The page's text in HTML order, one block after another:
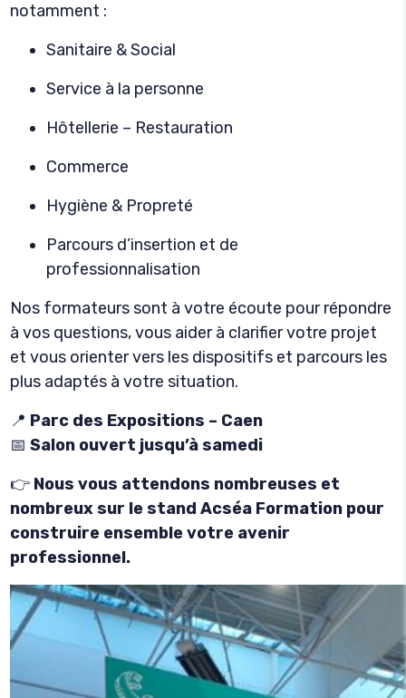
notamment :
Sanitaire & Social
Service à la personne
Hôtellerie – Restauration
Commerce
Hygiène & Propreté
Parcours d’insertion et de
professionnalisation
Nos formateurs sont à votre écoute pour répondre
à vos questions, vous aider à clarifier votre projet
et vous orienter vers les dispositifs et parcours les
plus adaptés à votre situation.
📍 Parc des Expositions – Caen
📅Salon ouvert jusqu’à samedi
👉 Nous vous attendons nombreuses et
nombreux sur le stand Acséa Formation pour
construire ensemble votre avenir
professionnel.